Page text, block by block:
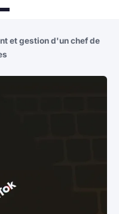
et gestion d'un chef de